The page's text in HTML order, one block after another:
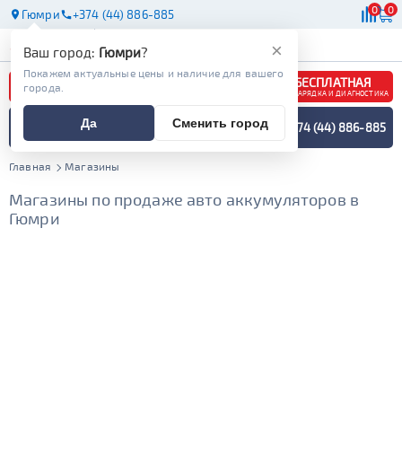
Гюмри +374 (44) 886-885 0 0
АКБ
БЕСПЛАТНАЯ
ЗАРЯДКА И ДИАГНОСТИКА
ПОДБОР АККУМУЛЯТОРА
СПЕЦИАЛИСТОМ +374 (44) 886-885
Главная Магазины
Магазины по продаже авто аккумуляторов в
Гюмри
×
Ваш город: Гюмри?
Покажем актуальные цены и наличие для вашего
города.
Да Сменить город